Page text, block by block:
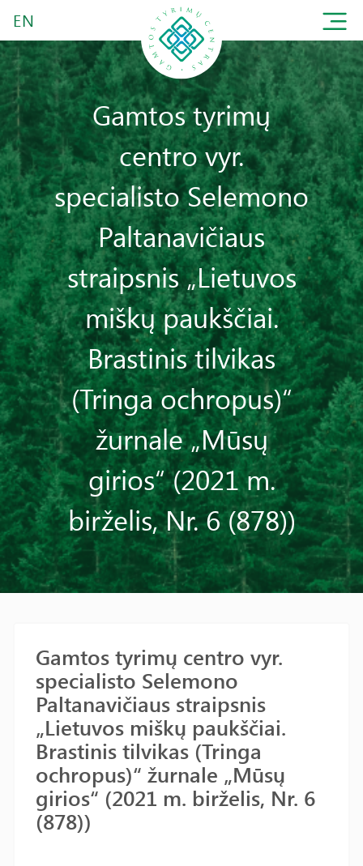
EN
Gamtos tyrimų
centro vyr.
specialisto Selemono
Paltanavičiaus
straipsnis „Lietuvos
miškų paukščiai.
Brastinis tilvikas
(Tringa ochropus)“
žurnale „Mūsų
girios“ (2021 m.
birželis, Nr. 6 (878))
Gamtos tyrimų centro vyr.
specialisto Selemono
Paltanavičiaus straipsnis
„Lietuvos miškų paukščiai.
Brastinis tilvikas (Tringa
ochropus)“ žurnale „Mūsų
girios“ (2021 m. birželis, Nr. 6
(878))